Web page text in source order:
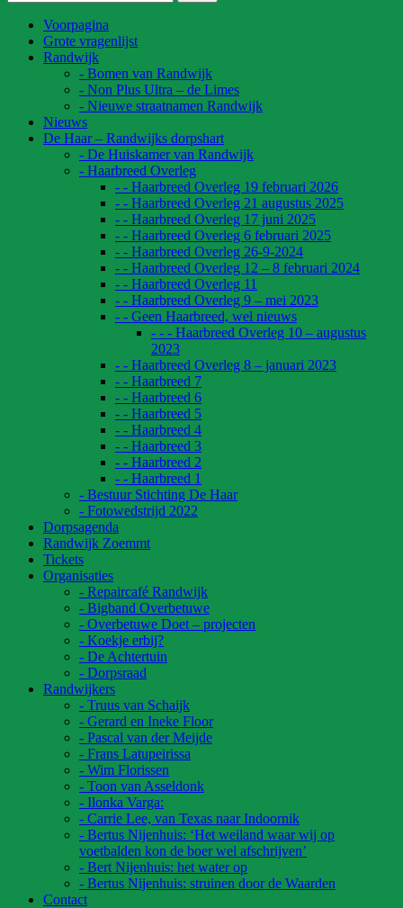
Voorpagina
Grote vragenlijst
Randwijk
- Bomen van Randwijk
- Non Plus Ultra – de Limes
- Nieuwe straatnamen Randwijk
Nieuws
De Haar – Randwijks dorpshart
- De Huiskamer van Randwijk
- Haarbreed Overleg
- - Haarbreed Overleg 19 februari 2026
- - Haarbreed Overleg 21 augustus 2025
- - Haarbreed Overleg 17 juni 2025
- - Haarbreed Overleg 6 februari 2025
- - Haarbreed Overleg 26-9-2024
- - Haarbreed Overleg 12 – 8 februari 2024
- - Haarbreed Overleg 11
- - Haarbreed Overleg 9 – mei 2023
- - Geen Haarbreed, wel nieuws
- - - Haarbreed Overleg 10 – augustus
2023
- - Haarbreed Overleg 8 – januari 2023
- - Haarbreed 7
- - Haarbreed 6
- - Haarbreed 5
- - Haarbreed 4
- - Haarbreed 3
- - Haarbreed 2
- - Haarbreed 1
- Bestuur Stichting De Haar
- Fotowedstrijd 2022
Dorpsagenda
Randwijk Zoemmt
Tickets
Organisaties
- Repaircafé Randwijk
- Bigband Overbetuwe
- Overbetuwe Doet – projecten
- Koekje erbij?
- De Achtertuin
- Dorpsraad
Randwijkers
- Truus van Schaijk
- Gerard en Ineke Floor
- Pascal van der Meijde
- Frans Latupeirissa
- Wim Florissen
- Toon van Asseldonk
- Ilonka Varga:
- Carrie Lee, van Texas naar Indoornik
- Bertus Nijenhuis: ‘Het weiland waar wij op
voetbalden kon de boer wel afschrijven’
- Bert Nijenhuis: het water op
- Bertus Nijenhuis: struinen door de Waarden
Contact